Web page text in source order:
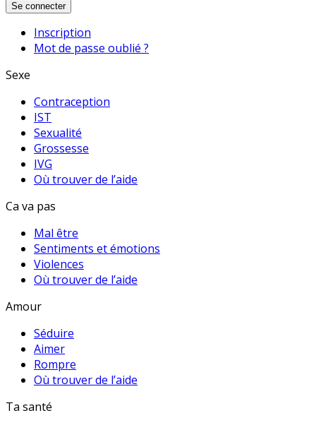
Se connecter
Inscription
Mot de passe oublié ?
Sexe
Contraception
IST
Sexualité
Grossesse
IVG
Où trouver de l’aide
Ca va pas
Mal être
Sentiments et émotions
Violences
Où trouver de l’aide
Amour
Séduire
Aimer
Rompre
Où trouver de l’aide
Ta santé